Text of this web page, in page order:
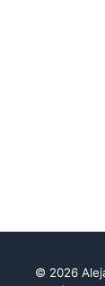
© 2026